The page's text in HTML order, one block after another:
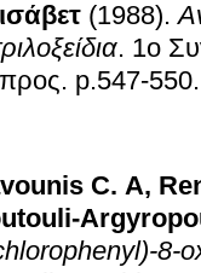
(1988).
. 1ο
. p.547-550.
C. A,